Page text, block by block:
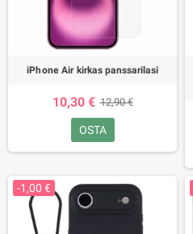
iPhone Air kirkas panssarilasi
10,30 € 12,90 €
OSTA
-1,00 €